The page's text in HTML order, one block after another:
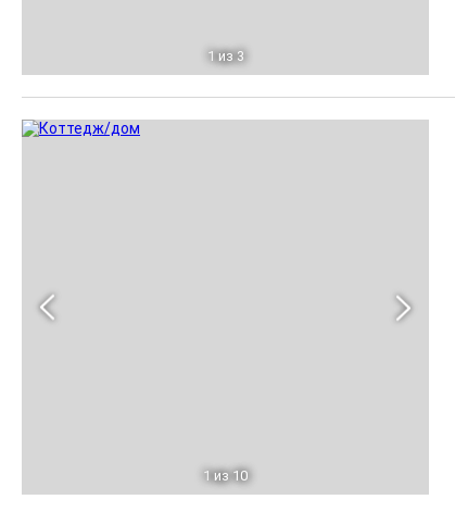
1 из 3
1 из 10